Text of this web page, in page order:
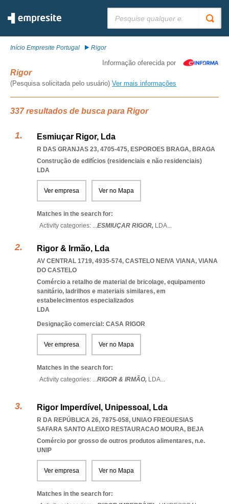
Início Empresite Portugal Rigor
Informação oferecida por
Rigor
(Pesquisa solicitada pelo usuário) Ver mais informações
337 resultados de busca para Rigor
Esmiuçar Rigor, Lda
R DAS GRANJAS 23, 4705-475, ESPOROES BRAGA, BRAGA
Construção de edifícios (residenciais e não residenciais)
LDA
Ver empresa Ver no Mapa
Matches in the search for:
Activity categories: ...ESMIUÇAR RIGOR, LDA...
Rigor & Irmão, Lda
AV CENTRAL 1719, 4935-574, CASTELO NEIVA VIANA, VIANA
DO CASTELO
Comércio a retalho de material de bricolage, equipamento
sanitário, ladrilhos e materiais similares, em
estabelecimentos especializados
LDA
Designação comercial: CASA RIGOR
Ver empresa Ver no Mapa
Matches in the search for:
Activity categories: ...RIGOR & IRMÃO, LDA...
Rigor Imperdível, Unipessoal, Lda
R DA REPÚBLICA 26, 7875-058, UNIAO FREGUESIAS
SAFARA SANTO ALEIXO RESTAURACAO MOURA, BEJA
Comércio por grosso de outros produtos alimentares, n.e.
UNIP
Ver empresa Ver no Mapa
Matches in the search for: